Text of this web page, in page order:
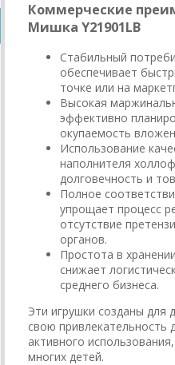
Коммерческие
Мишка Y21901LB
Стабильный
обеспечивает
точке или на
Высокая
эффективно
окупаемость
Использование
наполнителя
долговечность и
Полное
упрощает процесс
отсутствие
органов.
Простота в
снижает
среднего бизнеса.
Эти игрушки созданы для
свою привлекательность
активного
многих детей.